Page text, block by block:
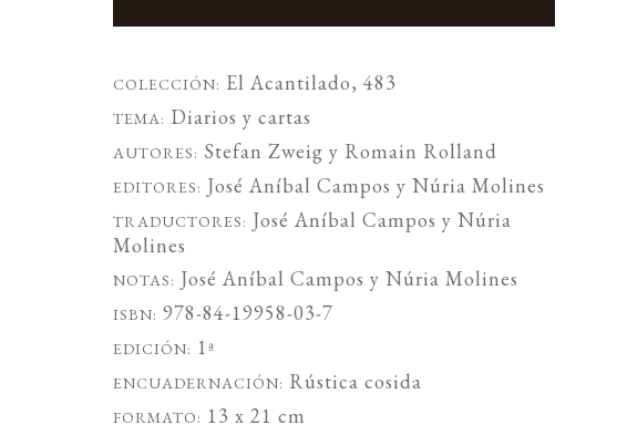
COLECCIÓN: El Acantilado, 483
TEMA: Diarios y cartas
AUTORES: Stefan Zweig y Romain Rolland
EDITORES: José Aníbal Campos yNúria Molines
TRADUCTORES: José Aníbal Campos yNúria
Molines
NOTAS: José Aníbal Campos yNúria Molines
ISBN: 978-84-19958-03-7
EDICIÓN: 1ª
ENCUADERNACIÓN: Rústica cosida
FORMATO: 13 x 21 cm